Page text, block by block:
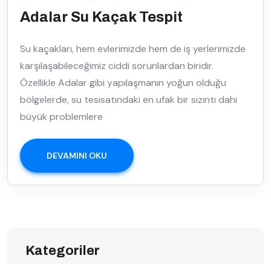
Adalar Su Kaçak Tespit
Su kaçakları, hem evlerimizde hem de iş yerlerimizde
karşılaşabileceğimiz ciddi sorunlardan biridir.
Özellikle Adalar gibi yapılaşmanın yoğun olduğu
bölgelerde, su tesisatındaki en ufak bir sızıntı dahi
büyük problemlere
DEVAMINI OKU
Kategoriler